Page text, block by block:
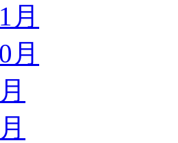
月
月